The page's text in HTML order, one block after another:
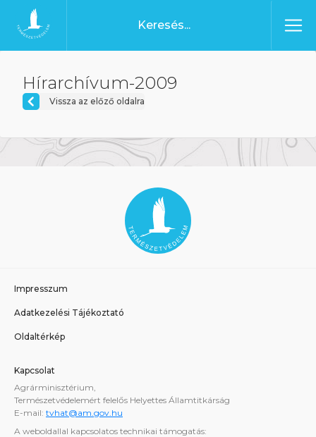
Ugrás a tartalomhoz
Főoldal
Hírarchívum-2009
Vissza az előző oldalra
Impresszum
Adatkezelési Tájékoztató
Oldaltérkép
Kapcsolat
Agrárminisztérium,
Természetvédelemért felelős Helyettes Államtitkárság
E-mail: tvhat@am.gov.hu
A weboldallal kapcsolatos technikai támogatás: